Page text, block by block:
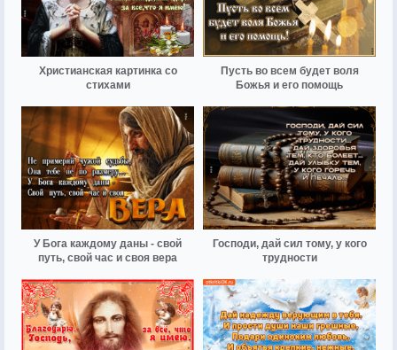
Христианская картинка со
стихами
Пусть во всем будет воля
Божья и его помощь
У Бога каждому даны - свой
путь, свой час и своя вера
Господи, дай сил тому, у кого
трудности